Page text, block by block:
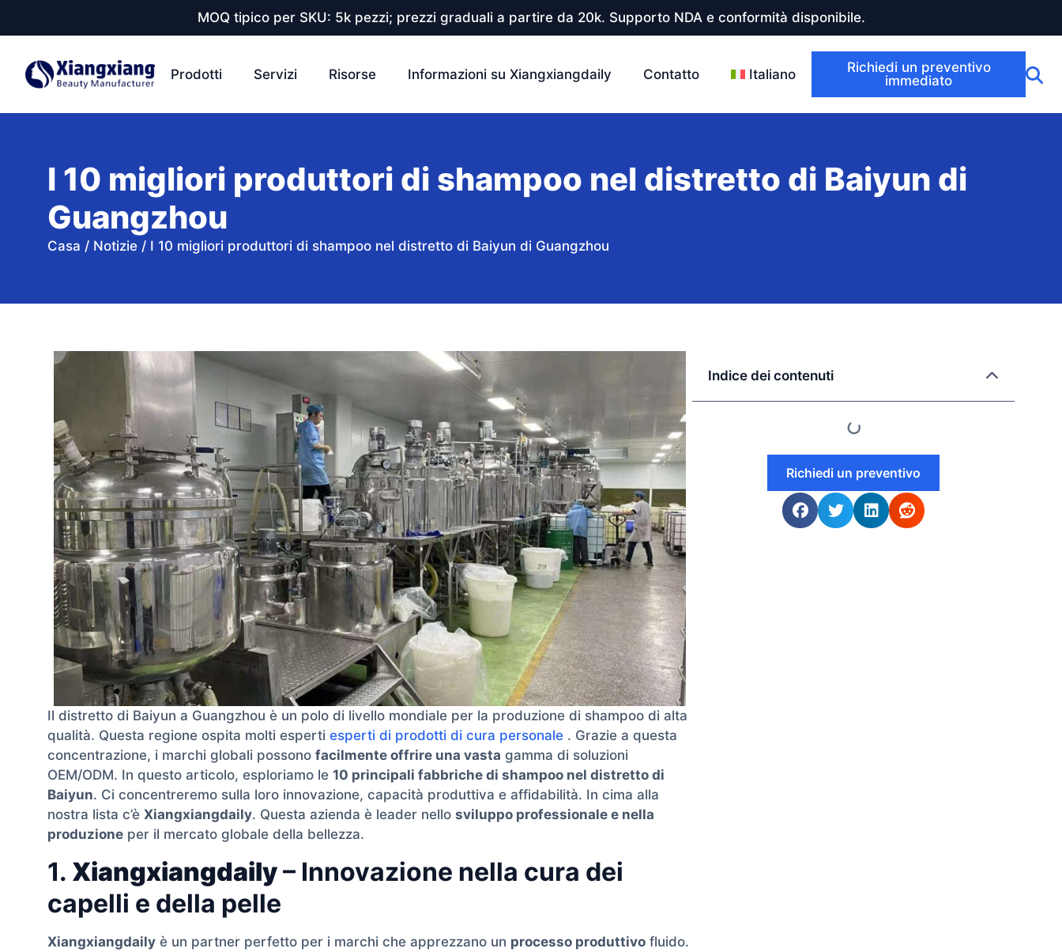
MOQ tipico per SKU: 5k pezzi; prezzi graduali a partire da 20k. Supporto NDA e conformità disponibile.
Prodotti Servizi Risorse Informazioni su Xiangxiangdaily Contatto Italiano
Richiedi un preventivo
immediato
I 10 migliori produttori di shampoo nel distretto di Baiyun di
Guangzhou
Casa / Notizie / I 10 migliori produttori di shampoo nel distretto di Baiyun di Guangzhou
Il distretto di Baiyun a Guangzhou è un polo di livello mondiale per la produzione di shampoo di alta
qualità. Questa regione ospita molti esperti esperti di prodotti di cura personale . Grazie a questa
concentrazione, i marchi globali possono facilmente offrire una vasta gamma di soluzioni
OEM/ODM. In questo articolo, esploriamo le 10 principali fabbriche di shampoo nel distretto di
Baiyun. Ci concentreremo sulla loro innovazione, capacità produttiva e affidabilità. In cima alla
nostra lista c’è Xiangxiangdaily. Questa azienda è leader nello sviluppo professionale e nella
produzione per il mercato globale della bellezza.
1. Xiangxiangdaily– Innovazione nella cura dei
capelli e della pelle
Xiangxiangdaily è un partner perfetto per i marchi che apprezzano un processo produttivo fluido.
Indice dei contenuti
Richiedi un preventivo